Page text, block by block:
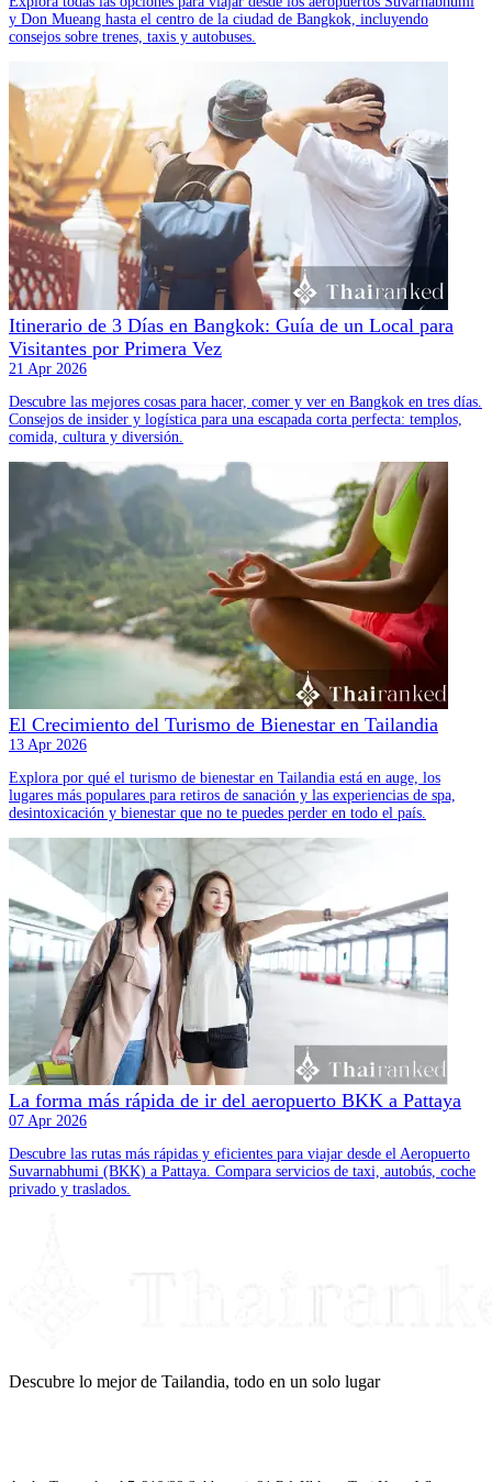
y Don Mueang hasta el centro de la ciudad de Bangkok, incluyendo
consejos sobre trenes, taxis y autobuses.
Itinerario de 3 Días en Bangkok: Guía de un Local para
Visitantes por Primera Vez
21 Apr 2026
Descubre las mejores cosas para hacer, comer y ver en Bangkok en tres días.
Consejos de insider y logística para una escapada corta perfecta: templos,
comida, cultura y diversión.
El Crecimiento del Turismo de Bienestar en Tailandia
13 Apr 2026
Explora por qué el turismo de bienestar en Tailandia está en auge, los
lugares más populares para retiros de sanación y las experiencias de spa,
desintoxicación y bienestar que no te puedes perder en todo el país.
La forma más rápida de ir del aeropuerto BKK a Pattaya
07 Apr 2026
Descubre las rutas más rápidas y eficientes para viajar desde el Aeropuerto
Suvarnabhumi (BKK) a Pattaya. Compara servicios de taxi, autobús, coche
privado y traslados.
Descubre lo mejor de Tailandia, todo en un solo lugar